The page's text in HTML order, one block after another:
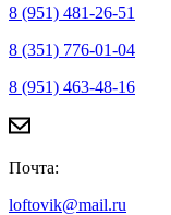
8 (951) 481-26-51
8 (351) 776-01-04
8 (951) 463-48-16
Почта:
loftovik@mail.ru